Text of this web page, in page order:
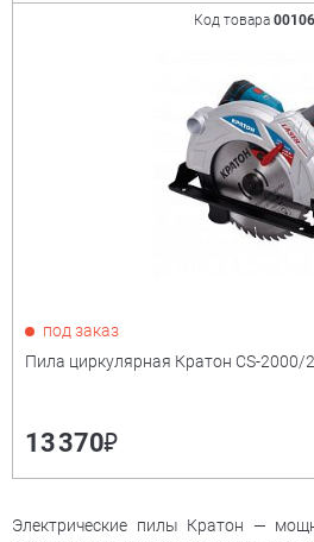
Код товара
под заказ
Пила циркулярная Кратон CS-2000/
13 370₽
Электрические пилы Кратон —